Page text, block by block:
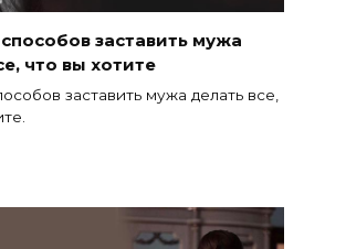
заставить мужа
что вы хотите
заставить мужа делать все,